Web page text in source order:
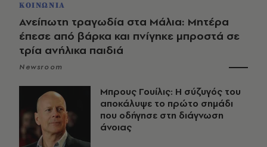
ΚΟΙΝΩΝΙΑ
Ανείπωτη τραγωδία στα Μάλια: Μητέρα
έπεσε από βάρκα και πνίγηκε μπροστά σε
τρία ανήλικα παιδιά
Newsroom
Μπρους Γουίλις: Η σύζυγός του
αποκάλυψε το πρώτο σημάδι
που οδήγησε στη διάγνωση
άνοιας